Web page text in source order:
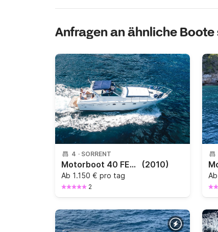
Anfragen an ähnliche Boote
4 · SORRENT
Motorboot 40 FEETS CAPRI OR AMALFI COAST TOUR 770PS (2010)
Ab 1.150 € pro tag
2
Ab